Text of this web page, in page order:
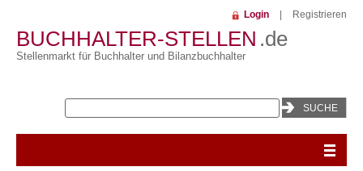
BUCHHALTER-STELLEN .de
Stellenmarkt für Buchhalter und Bilanzbuchhalter
Login Registrieren